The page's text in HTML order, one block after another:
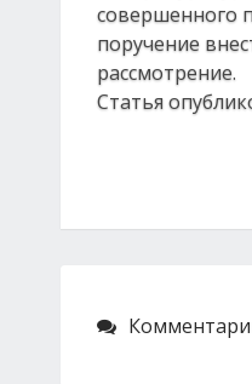
совершенного
поручение
рассмотрение.
Статья